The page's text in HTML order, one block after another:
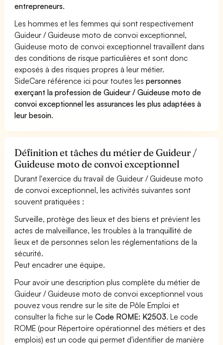
entrepreneurs.
Les hommes et les femmes qui sont respectivement
Guideur / Guideuse moto de convoi exceptionnel,
Guideuse moto de convoi exceptionnel travaillent dans
des conditions de risque particulières et sont donc
exposés à des risques propres à leur métier.
SideCare référence ici pour toutes lespersonnes
exerçant la profession de Guideur / Guideuse moto de
convoi exceptionnel les assurances les plus adaptées à
leur besoin.
Définition et tâches du métier de Guideur /
Guideuse moto de convoi exceptionnel
Durant l'exercice du travail de Guideur / Guideuse moto
de convoi exceptionnel, les activités suivantes sont
souvent pratiquées :
Surveille, protège des lieux et des biens et prévient les
actes de malveillance, les troubles à la tranquillité de
lieux et de personnes selon les réglementations de la
sécurité.
Peut encadrer une équipe.
Pour avoir une description plus complète du métier de
Guideur / Guideuse moto de convoi exceptionnel vous
pouvez vous rendre sur le site de Pôle Emploi et
consulter la fiche sur leCode ROME: K2503. Le code
ROME (pour Répertoire opérationnel des métiers et des
emplois) est un code qui permet d'identifier de manière